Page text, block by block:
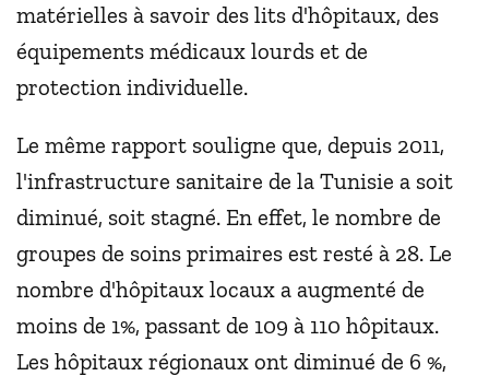
matérielles à savoir des lits d'hôpitaux, des
équipements médicaux lourds et de
protection individuelle.
Le même rapport souligne que, depuis 2011,
l'infrastructure sanitaire de la Tunisie a soit
diminué, soit stagné. En effet, le nombre de
groupes de soins primaires est resté à 28. Le
nombre d'hôpitaux locaux a augmenté de
moins de 1%, passant de 109 à 110 hôpitaux.
Les hôpitaux régionaux ont diminué de 6 %,